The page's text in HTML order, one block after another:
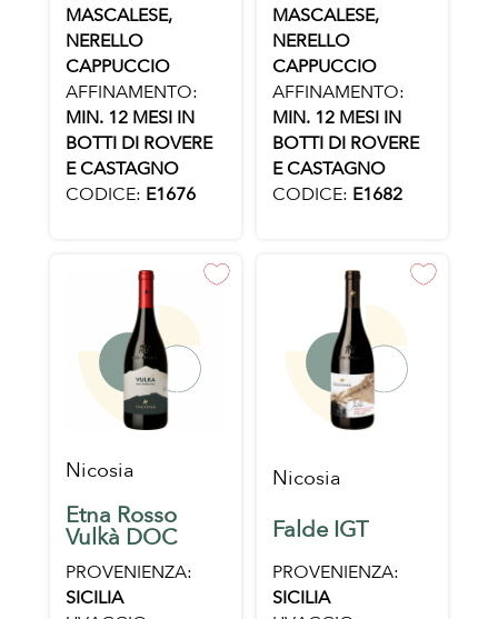
MASCALESE,
NERELLO
CAPPUCCIO
AFFINAMENTO:
MIN. 12 MESI IN
BOTTI DI ROVERE
E CASTAGNO
CODICE: E1676
MASCALESE,
NERELLO
CAPPUCCIO
AFFINAMENTO:
MIN. 12 MESI IN
BOTTI DI ROVERE
E CASTAGNO
CODICE: E1682
Nicosia
Etna Rosso
Vulkà DOC
PROVENIENZA:
SICILIA
Nicosia
Falde IGT
PROVENIENZA:
SICILIA